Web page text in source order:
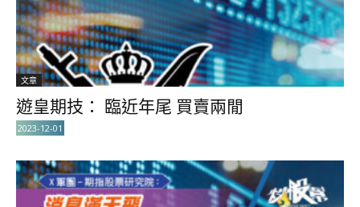
文章
遊皇期技： 臨近年尾 買賣兩閒
2023-12-01